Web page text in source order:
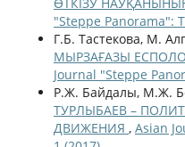
"Steppe Panorama":
Г.Б. Тастекова, М.
МЫРЗАҒАЗЫ
Journal "Steppe
Р.Ж. Байдалы, М.Ж.
ТУРЛЫБАЕВ –
ДВИЖЕНИЯ , Asian